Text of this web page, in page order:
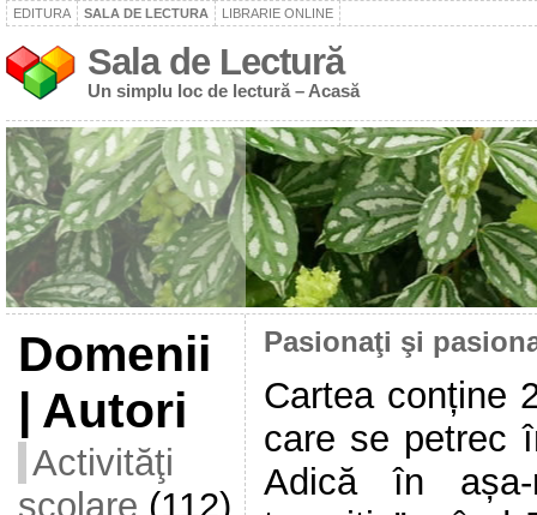
EDITURA SALA DE LECTURA LIBRARIE ONLINE
Sala de Lectură
Un simplu loc de lectură – Acasă
Domenii
| Autori
Activităţi
şcolare (112)
Pasionaţi şi
Cartea conține
care se petrec
Adică în așa-